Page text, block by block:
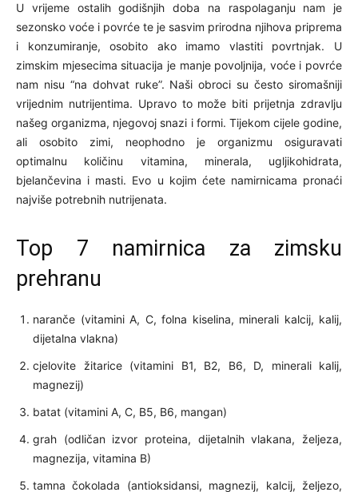
U vrijeme ostalih godišnjih doba na raspolaganju nam je
sezonsko voće i povrće te je sasvim prirodna njihova priprema
i konzumiranje, osobito ako imamo vlastiti povrtnjak. U
zimskim mjesecima situacija je manje povoljnija, voće i povrće
nam nisu “na dohvat ruke”. Naši obroci su često siromašniji
vrijednim nutrijentima. Upravo to može biti prijetnja zdravlju
našeg organizma, njegovoj snazi i formi. Tijekom cijele godine,
ali osobito zimi, neophodno je organizmu osiguravati
optimalnu količinu vitamina, minerala, ugljikohidrata,
bjelančevina i masti. Evo u kojim ćete namirnicama pronaći
najviše potrebnih nutrijenata.
Top 7 namirnica za zimsku
prehranu
naranče (vitamini A, C, folna kiselina, minerali kalcij, kalij,
dijetalna vlakna)
cjelovite žitarice (vitamini B1, B2, B6, D, minerali kalij,
magnezij)
batat (vitamini A, C, B5, B6, mangan)
grah (odličan izvor proteina, dijetalnih vlakana, željeza,
magnezija, vitamina B)
tamna čokolada (antioksidansi, magnezij, kalcij, željezo,